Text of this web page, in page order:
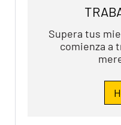
Supera tus
comienza a